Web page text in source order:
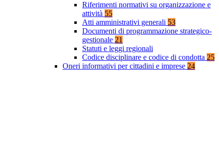
Riferimenti normativi su organizzazione e
attività 55
Atti amministrativi generali 53
Documenti di programmazione strategico-
gestionale 21
Statuti e leggi regionali
Codice disciplinare e codice di condotta 25
Oneri informativi per cittadini e imprese 24